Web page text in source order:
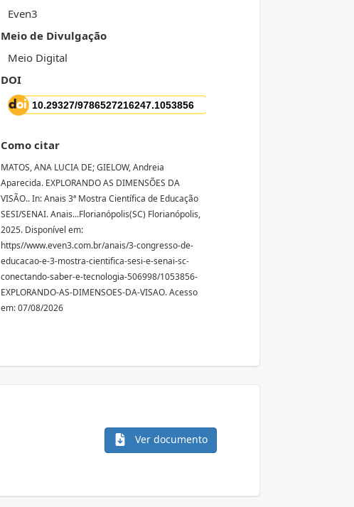
Even3
Meio de Divulgação
Meio Digital
DOI
Como citar
MATOS, ANA LUCIA DE; GIELOW, Andreia
Aparecida. EXPLORANDO AS DIMENSÕES DA
VISÃO.. In: Anais 3ª Mostra Científica de Educação
SESI/SENAI. Anais...Florianópolis(SC) Florianópolis,
2025. Disponível em:
https//www.even3.com.br/anais/3-congresso-de-
educacao-e-3-mostra-cientifica-sesi-e-senai-sc-
conectando-saber-e-tecnologia-506998/1053856-
EXPLORANDO-AS-DIMENSOES-DA-VISAO. Acesso
em: 07/08/2026
Ver documento